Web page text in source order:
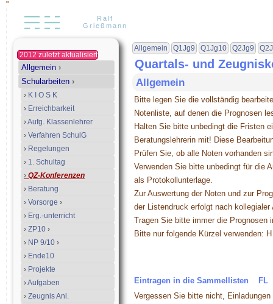
"
Ralf
Grießmann
2012 zuletzt aktualisiert
Allgemein ›
Schularbeiten ›
› K I O S K
› Erreichbarkeit
›Aufg. Klassenlehrer
› Verfahren SchulG
› Regelungen
› 1. Schultag
› QZ-Konferenzen
› Beratung
› Vorsorge ›
› Erg.-unterricht
› ZP10 ›
› NP 9/10 ›
› Ende10
› Projekte
›Aufgaben
› Zeugnis Anl.
Allgemein Q1Jg9 Q1Jg10 Q2Jg9
Quartals- und
Allgemein
Bitte legen Sie die vollständig
Notenliste, auf denen die Prognosen
Halten Sie bitte unbedingt die Fristen
Beratungslehrerin mit! Diese
Prüfen Sie, ob alle Noten vorhanden
Verwenden Sie bitte unbedingt für die
als Protokollunterlage.
Zur Auswertung der Noten und zur
der Listendruck erfolgt nach kollegialer
Tragen Sie bitte immer die Prognosen
Bitte nur folgende Kürzel verwenden:
Eintragen in die Sammellisten FL
Vergessen Sie bitte nicht,